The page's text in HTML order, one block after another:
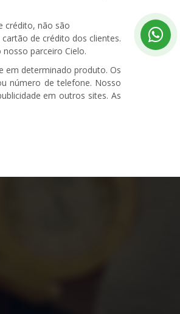
crédito, não são
de crédito dos clientes.
parceiro Cielo.
em determinado produto. Os
número de telefone. Nosso
em outros sites. As